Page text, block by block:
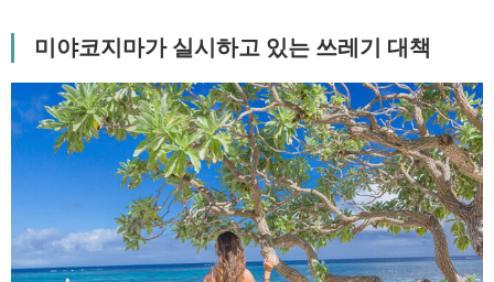
미야코지마가 실시하고 있는 쓰레기 대책